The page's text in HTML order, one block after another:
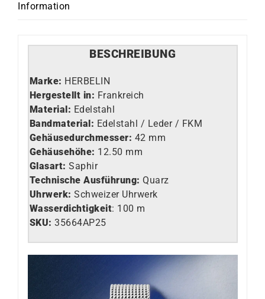
Information
BESCHREIBUNG
Marke: HERBELIN
Hergestellt in: Frankreich
Material: Edelstahl
Bandmaterial: Edelstahl / Leder / FKM
Gehäusedurchmesser: 42 mm
Gehäusehöhe: 12.50 mm
Glasart: Saphir
Technische Ausführung: Quarz
Uhrwerk: Schweizer Uhrwerk
Wasserdichtigkeit: 100 m
SKU: 35664AP25